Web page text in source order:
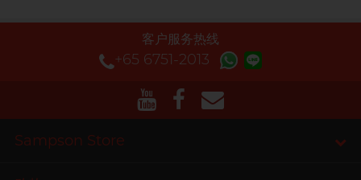
客户服务热线
+65 6751-2013
Sampson Store